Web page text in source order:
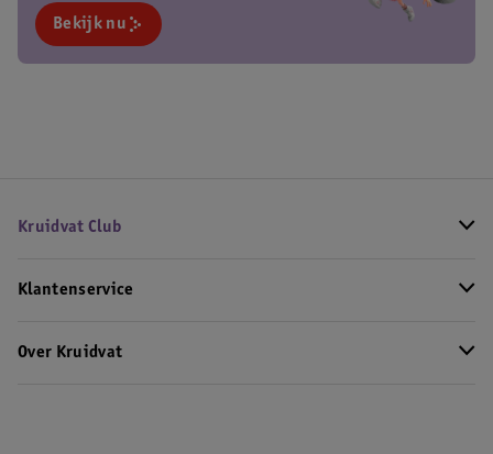
Bekijk nu
Kruidvat Club
Klantenservice
Over Kruidvat